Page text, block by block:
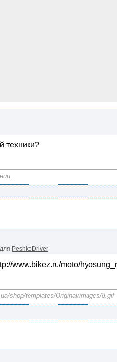
техники?
для PeshkoDriver
www.bikez.ru/moto/
shop/templates/Original/images/8.gif